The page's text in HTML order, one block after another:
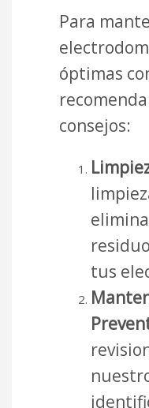
Para
óptimas
consejos:
tus